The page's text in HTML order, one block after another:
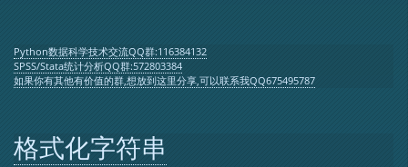
Python数据科学技术交流QQ群:116384132
SPSS/Stata统计分析QQ群:572803384
如果你有其他有价值的群,想放到这里分享,可以联系我QQ675495787
格式化字符串